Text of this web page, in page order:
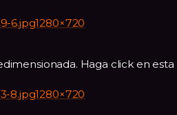
6.jpg1280×720
Haga click en
8.jpg1280×720